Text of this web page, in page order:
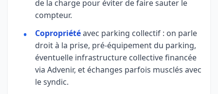
de la charge pour éviter de faire sauter le
compteur.
Copropriétéavec parking collectif : on parle
droit à la prise, pré-équipement du parking,
éventuelle infrastructure collective financée
via Advenir, et échanges parfois musclés avec
le syndic.